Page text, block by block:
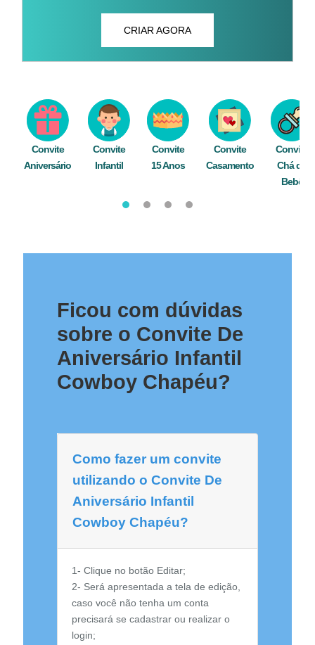
CRIAR AGORA
Convite
Aniversário
Convite
Infantil
Convite
15 Anos
Convite
Casamento
Convite
Chá de
Bebê
Ficou com dúvidas
sobre o Convite De
Aniversário Infantil
Cowboy Chapéu?
Como fazer um convite
utilizando o Convite De
Aniversário Infantil
Cowboy Chapéu?
1- Clique no botão Editar;
2- Será apresentada a tela de edição,
caso você não tenha um conta
precisará se cadastrar ou realizar o
login;